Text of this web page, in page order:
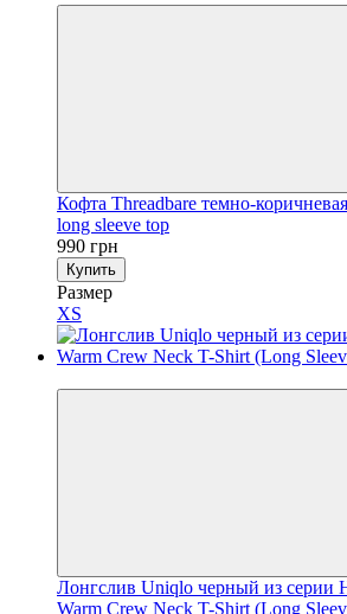
Кофта Threadbare темно-
long sleeve top
990 грн
Купить
Размер
XS
Лонгслив Uniqlo черный из серии
Warm Crew Neck T-Shirt (Long